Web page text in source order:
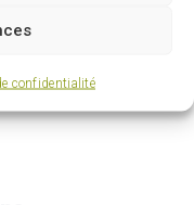
confidentialité
planification et